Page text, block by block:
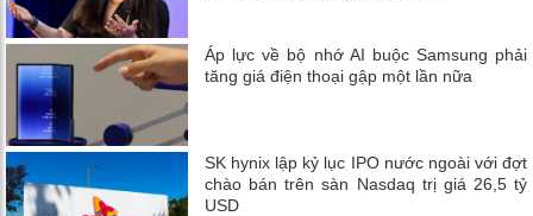
Áp lực về bộ nhớ AI buộc Samsung phải
tăng giá điện thoại gập một lần nữa
SK hynix lập kỷ lục IPO nước ngoài với đợt
chào bán trên sàn Nasdaq trị giá 26,5 tỷ
USD